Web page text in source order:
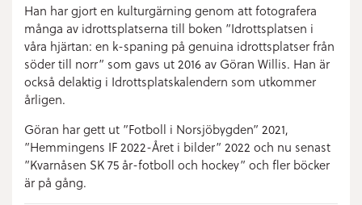
Han har gjort en kulturgärning genom att fotografera
många av idrottsplatserna till boken ”Idrottsplatsen i
våra hjärtan: en k-spaning på genuina idrottsplatser från
söder till norr” som gavs ut 2016 av Göran Willis. Han är
också delaktig i Idrottsplatskalendern som utkommer
årligen.
Göran har gett ut ”Fotboll i Norsjöbygden” 2021,
”Hemmingens IF 2022-Året i bilder” 2022 och nu senast
”Kvarnåsen SK 75 år-fotboll och hockey” och fler böcker
är på gång.